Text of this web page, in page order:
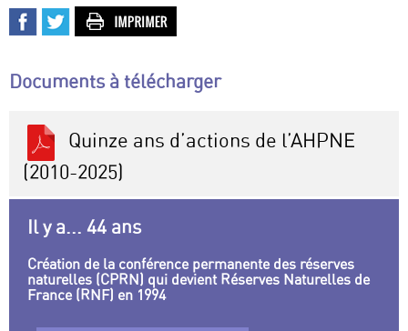
Documents à télécharger
Quinze ans d’actions de l’AHPNE
(2010-2025)
Il y a... 44 ans
Création de la conférence permanente des réserves
naturelles (CPRN) qui devient Réserves Naturelles de
France (RNF) en 1994